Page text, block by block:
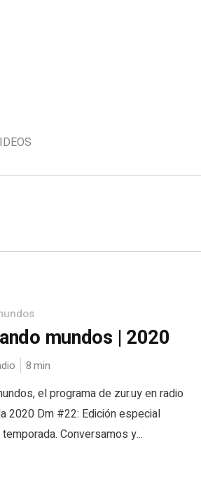
mundos | 2020
8min
el programa de zur.uy en radio
2020 Dm #22: Edición especial
Conversamos y...